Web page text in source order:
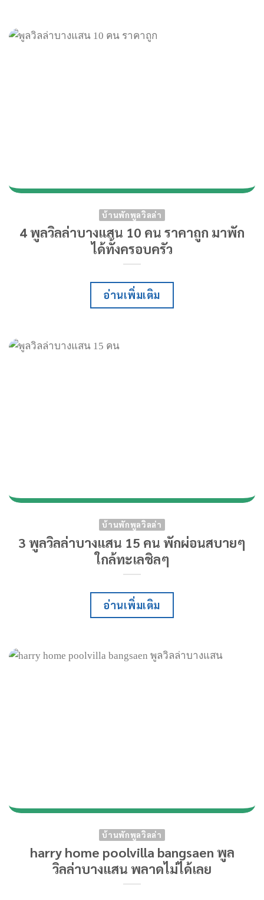
บ้านพักพูลวิลล่า
4 พูลวิลล่าบางแสน 10 คน ราคาถูก มาพัก
ได้ทั้งครอบครัว
อ่านเพิ่มเติม
บ้านพักพูลวิลล่า
3 พูลวิลล่าบางแสน 15 คน พักผ่อนสบายๆ
ใกล้ทะเลชิลๆ
อ่านเพิ่มเติม
บ้านพักพูลวิลล่า
harry home poolvilla bangsaen พูล
วิลล่าบางแสน พลาดไม่ได้เลย